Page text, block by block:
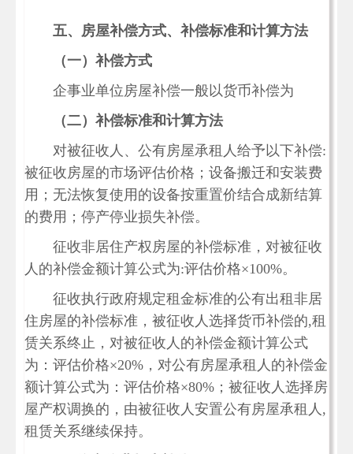
五、房屋补偿方式、补偿标准和计算方法
（一）补偿方式
企事业单位房屋补偿一般以货币补偿为
（二）补偿标准和计算方法
对被征收人、公有房屋承租人给予以下补偿:
被征收房屋的市场评估价格；设备搬迁和安装费
用；无法恢复使用的设备按重置价结合成新结算
的费用；停产停业损失补偿。
征收非居住产权房屋的补偿标准，对被征收
人的补偿金额计算公式为:评估价格×100%。
征收执行政府规定租金标准的公有出租非居
住房屋的补偿标准，被征收人选择货币补偿的,租
赁关系终止，对被征收人的补偿金额计算公式
为：评估价格×20%，对公有房屋承租人的补偿金
额计算公式为：评估价格×80%；被征收人选择房
屋产权调换的，由被征收人安置公有房屋承租人,
租赁关系继续保持。